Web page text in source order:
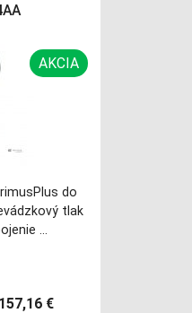
AKCIA
do
tlak
…
157,16 €